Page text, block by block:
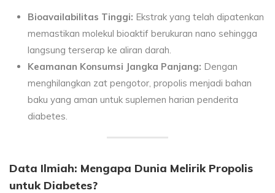
Bioavailabilitas Tinggi: Ekstrak yang telah dipatenkan
memastikan molekul bioaktif berukuran nano sehingga
langsung terserap ke aliran darah.
Keamanan Konsumsi Jangka Panjang: Dengan
menghilangkan zat pengotor, propolis menjadi bahan
baku yang aman untuk suplemen harian penderita
diabetes.
Data Ilmiah: Mengapa Dunia Melirik Propolis
untuk Diabetes?